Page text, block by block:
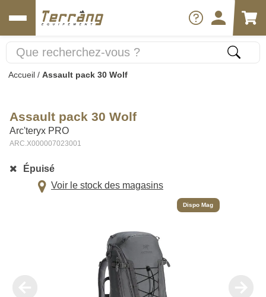
Accueil / Assault pack 30 Wolf
Assault pack 30 Wolf
Arc'teryx PRO
ARC.X000007023001
Épuisé
Voir le stock des magasins
Dispo Mag